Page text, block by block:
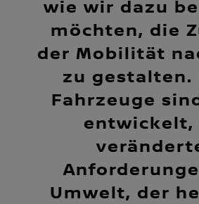
wie wir dazu
möchten, die
der Mobilität
zu gestalten.
Fahrzeuge
entwickelt,
Umwelt, der